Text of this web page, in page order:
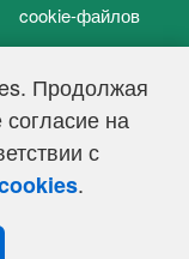
Продолжая
на
с
.
cookie-файлов
39848, выдано